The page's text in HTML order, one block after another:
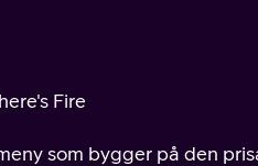
Fire
som bygger på den